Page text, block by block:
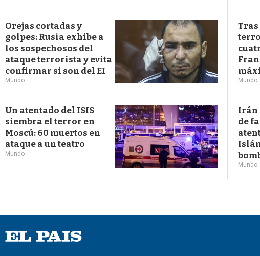
Orejas cortadas y
golpes: Rusia exhibe a
los sospechosos del
ataque terrorista y evita
confirmar si son del EI
Mundo
Tras
Mundo
Un atentado del ISIS
siembra el terror en
Moscú: 60 muertos en
ataque a un teatro
Mundo
Irán
de
Mundo